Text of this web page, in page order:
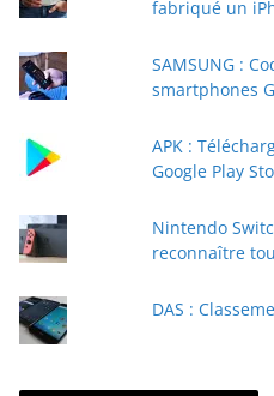
e
e
-
a
fabriqué un
SAMSUNG :
smartphones
APK :
Google Play
Nintendo
reconnaître
DAS :